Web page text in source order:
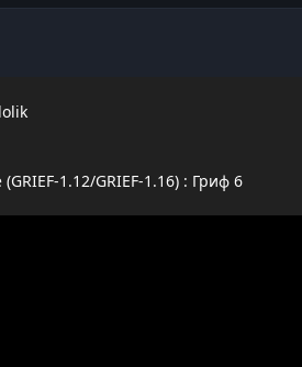
1.12/GRIEF-1.16) : Гриф 6